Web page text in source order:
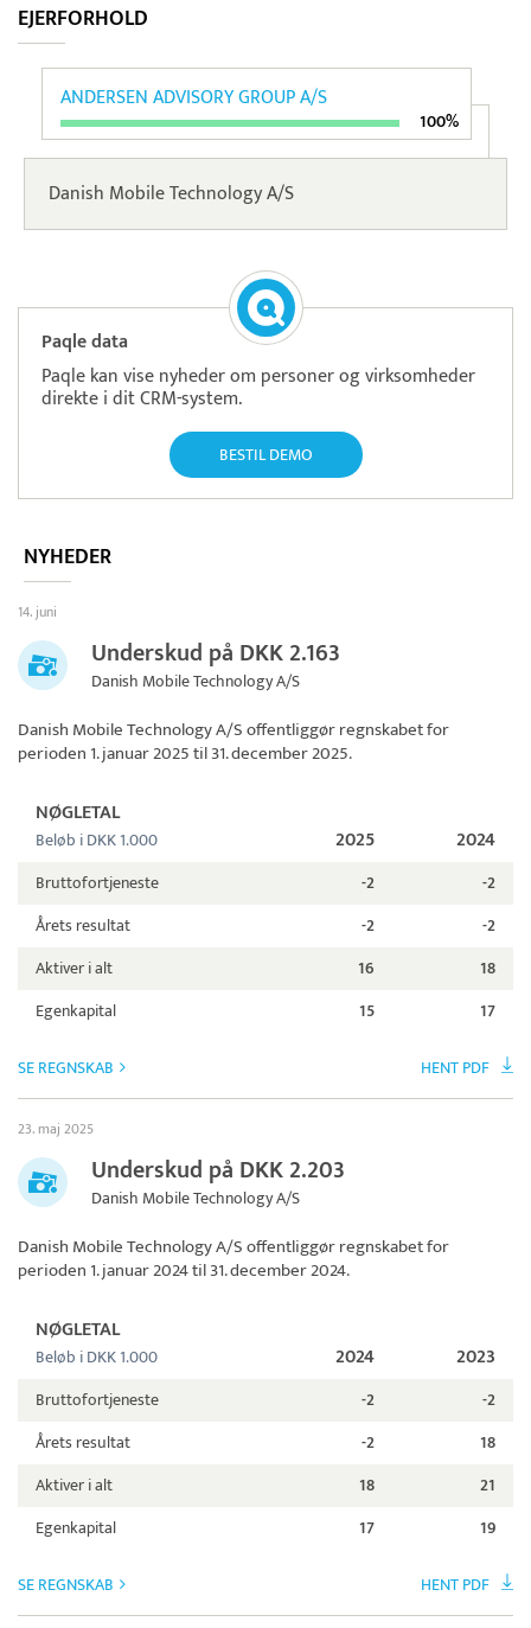
EJERFORHOLD
ANDERSEN ADVISORY GROUP A/S
100%
Danish Mobile Technology A/S
Paqle data
Paqle kan vise nyheder om personer og virksomheder
direkte i dit CRM-system.
BESTIL DEMO
NYHEDER
14. juni
Underskud på DKK 2.163
Danish Mobile Technology A/S
Danish Mobile Technology A/Soffentliggør regnskabet for
perioden 1. januar 2025 til 31. december 2025.
NØGLETAL
Beløb i DKK 1.000 2025 2024
Bruttofortjeneste -2
-2
Årets resultat
-2
-2
Aktiver i alt
16
18
Egenkapital
15 17
SE REGNSKAB HENT PDF
23. maj 2025
Underskud på DKK 2.203
Danish Mobile Technology A/S
Danish Mobile Technology A/Soffentliggør regnskabet for
perioden 1. januar 2024 til 31. december 2024.
NØGLETAL
Beløb i DKK 1.000 2024 2023
Bruttofortjeneste -2
-2
Årets resultat
-2
18
Aktiver i alt
18
21
Egenkapital
17 19
SE REGNSKAB HENT PDF